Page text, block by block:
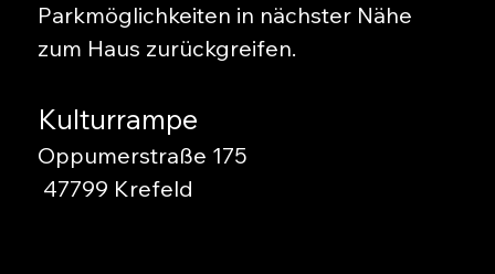
Parkmöglichkeiten in nächster Nähe
zum Haus zurückgreifen.
Kulturrampe
Oppumerstraße 175
47799 Krefeld